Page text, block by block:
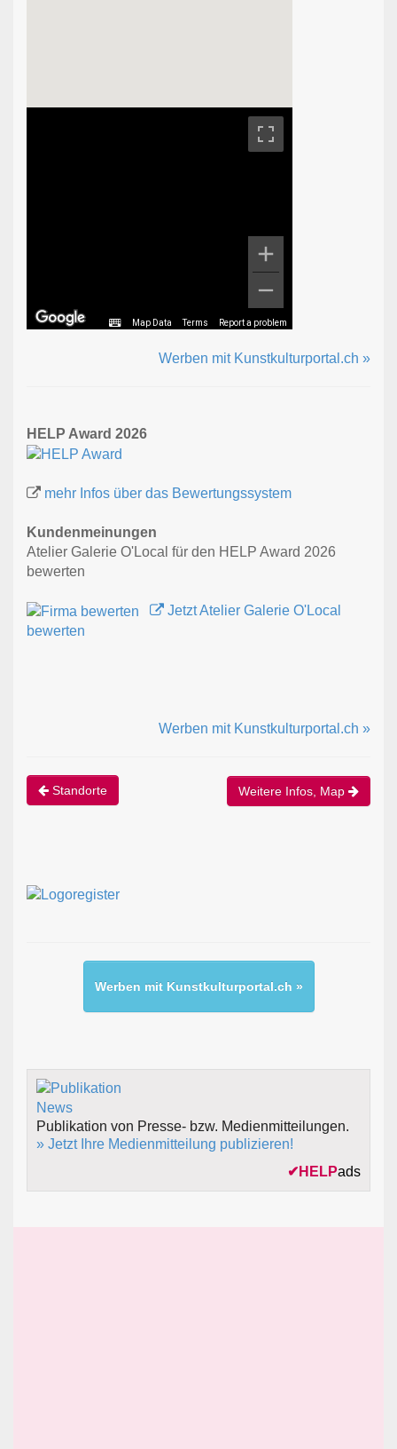
Map Data Terms Report a problem
Werben mit Kunstkulturportal.ch »
HELP Award 2026
mehr Infos über das Bewertungssystem
Kundenmeinungen
Atelier Galerie O'Local für den HELP Award 2026
bewerten
Jetzt Atelier Galerie O'Local
bewerten
Werben mit Kunstkulturportal.ch »
Standorte Weitere Infos, Map
Werben mit Kunstkulturportal.ch »
Publikation von Presse- bzw. Medienmitteilungen.
» Jetzt Ihre Medienmitteilung publizieren!
✔ HELPads